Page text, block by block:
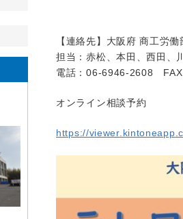
【連絡先】大阪府 商工労
担当：赤松、本田、西田、
電話：06-6946-2608
オンライン相談予約
https://